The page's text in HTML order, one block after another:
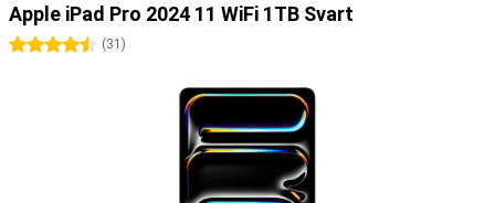
Apple iPad Pro 2024 11 WiFi 1TB Svart
4.5 stjerner
(31 )